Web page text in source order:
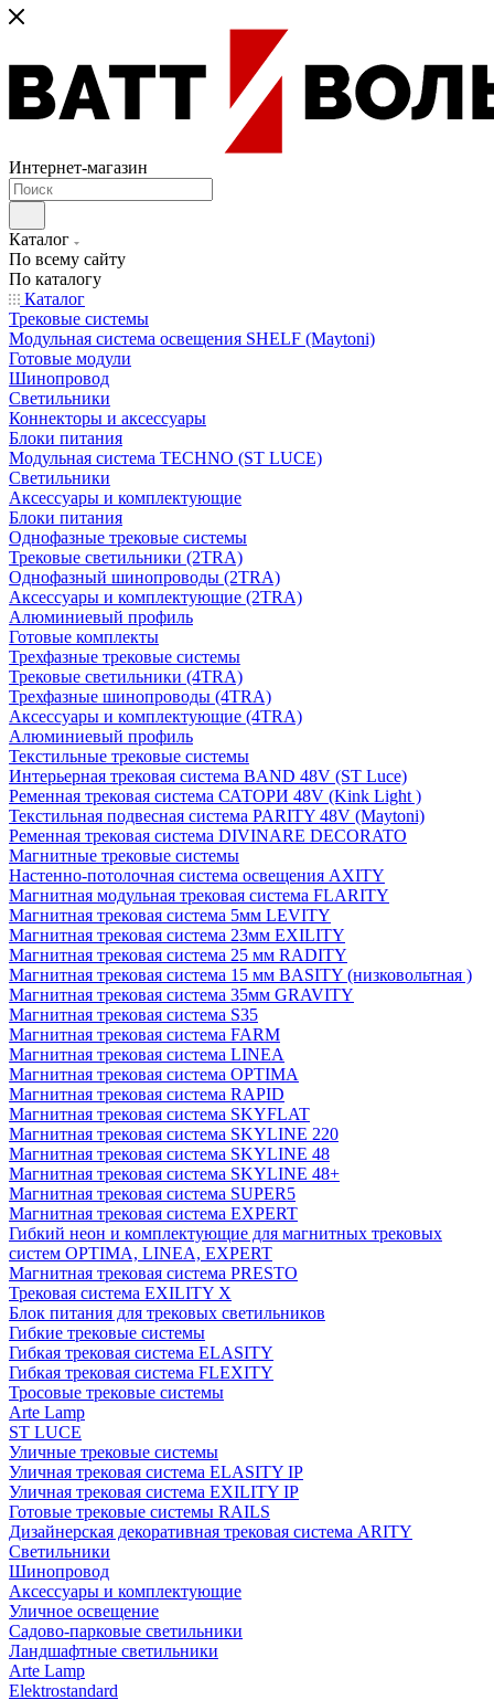
Интернет-магазин
Каталог
По всему сайту
По каталогу
Каталог
Трековые системы
Модульная система освещения SHELF (Maytoni)
Готовые модули
Шинопровод
Светильники
Коннекторы и аксессуары
Блоки питания
Модульная система TECHNO (ST LUCE)
Светильники
Аксессуары и комплектующие
Блоки питания
Однофазные трековые системы
Трековые светильники (2TRA)
Однофазный шинопроводы (2TRA)
Аксессуары и комплектующие (2TRA)
Алюминиевый профиль
Готовые комплекты
Трехфазные трековые системы
Трековые светильники (4TRA)
Трехфазные шинопроводы (4TRA)
Аксессуары и комплектующие (4TRA)
Алюминиевый профиль
Текстильные трековые системы
Интерьерная трековая система BAND 48V (ST Luce)
Ременная трековая система САТОРИ 48V (Kink Light )
Текстильная подвесная система PARITY 48V (Maytoni)
Ременная трековая система DIVINARE DECORATO
Магнитные трековые системы
Настенно-потолочная система освещения AXITY
Магнитная модульная трековая система FLARITY
Магнитная трековая система 5мм LEVITY
Магнитная трековая система 23мм EXILITY
Магнитная трековая система 25 мм RADITY
Магнитная трековая система 15 мм BASITY (низковольтная )
Магнитная трековая система 35мм GRAVITY
Магнитная трековая система S35
Магнитная трековая система FARM
Магнитная трековая система LINEA
Магнитная трековая система OPTIMA
Магнитная трековая система RAPID
Магнитная трековая система SKYFLAT
Магнитная трековая система SKYLINE 220
Магнитная трековая система SKYLINE 48
Магнитная трековая система SKYLINE 48+
Магнитная трековая система SUPER5
Магнитная трековая система EXPERT
Гибкий неон и комплектующие для магнитных трековых
систем OPTIMA, LINEA, EXPERT
Магнитная трековая система PRESTO
Трековая система EXILITY X
Блок питания для трековых светильников
Гибкие трековые системы
Гибкая трековая система ELASITY
Гибкая трековая система FLEXITY
Тросовые трековые системы
Arte Lamp
ST LUCE
Уличные трековые системы
Уличная трековая система ELASITY IP
Уличная трековая система EXILITY IP
Готовые трековые системы RAILS
Дизайнерская декоративная трековая система ARITY
Светильники
Шинопровод
Аксессуары и комплектующие
Уличное освещение
Садово-парковые светильники
Ландшафтные светильники
Arte Lamp
Elektrostandard